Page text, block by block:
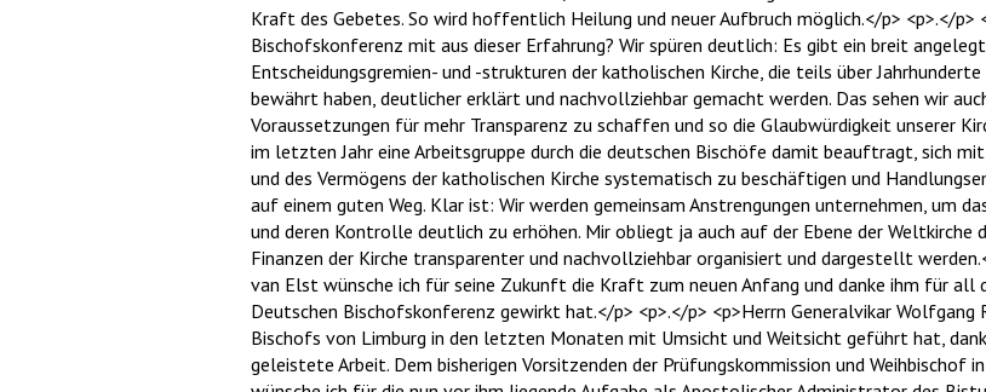
Kraft des Gebetes. So wird hoffentlich Heilung und neuer Aufbruch möglich.</p> <p>.</p>
Bischofskonferenz mit aus dieser Erfahrung? Wir spüren deutlich: Es gibt ein breit
Entscheidungsgremien- und -strukturen der katholischen Kirche, die teils über
bewährt haben, deutlicher erklärt und nachvollziehbar gemacht werden. Das sehen wir
Voraussetzungen für mehr Transparenz zu schaffen und so die Glaubwürdigkeit unserer
im letzten Jahr eine Arbeitsgruppe durch die deutschen Bischöfe damit beauftragt, sich
und des Vermögens der katholischen Kirche systematisch zu beschäftigen und
auf einem guten Weg. Klar ist: Wir werden gemeinsam Anstrengungen unternehmen, um
und deren Kontrolle deutlich zu erhöhen. Mir obliegt ja auch auf der Ebene der Weltkirche
Finanzen der Kirche transparenter und nachvollziehbar organisiert und dargestellt
van Elst wünsche ich für seine Zukunft die Kraft zum neuen Anfang und danke ihm für all
Deutschen Bischofskonferenz gewirkt hat.</p> <p>.</p> <p>Herrn Generalvikar Wolfgang
Bischofs von Limburg in den letzten Monaten mit Umsicht und Weitsicht geführt hat,
geleistete Arbeit. Dem bisherigen Vorsitzenden der Prüfungskommission und Weihbischof